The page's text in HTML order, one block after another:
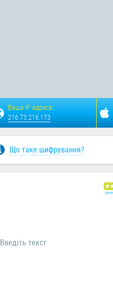
Ваша IP адреса:
216.73.216.173
Що таке шифрування?
Введіть текст